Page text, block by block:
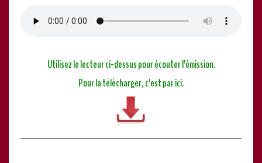
Utilisez le lecteur ci-dessus pour écouter l’émission.
Pour la télécharger, c’est par ici.